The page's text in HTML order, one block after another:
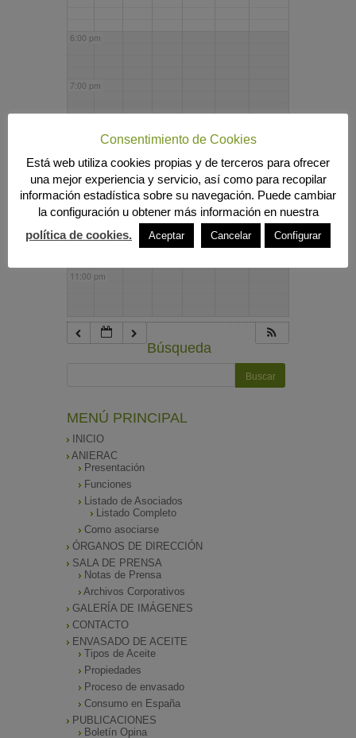
6:00 pm
7:00 pm
9:00 pm
10:00 pm
11:00 pm
Búsqueda
MENÚ PRINCIPAL
INICIO
ANIERAC
Presentación
Funciones
Listado de Asociados
Listado Completo
Como asociarse
ÓRGANOS DE DIRECCIÓN
SALA DE PRENSA
Notas de Prensa
Archivos Corporativos
GALERÍA DE IMÁGENES
CONTACTO
ENVASADO DE ACEITE
Tipos de Aceite
Propiedades
Proceso de envasado
Consumo en España
PUBLICACIONES
Boletín Opina
Consentimiento de Cookies
Está web utiliza cookies propias y de terceros para ofrecer
una mejor experiencia y servicio, así como para recopilar
información estadística sobre su navegación. Puede cambiar
la configuración u obtener más información en nuestra
política de cookies.
Aceptar Cancelar Configurar